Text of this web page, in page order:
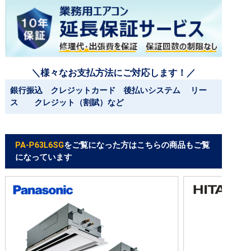
＼様々なお支払方法にご対応します！／
銀行振込 クレジットカード 後払いシステム リー
ス クレジット（割賦）など
PA-P63L6SGをご覧になった方はこちらの商品もご覧
になっています